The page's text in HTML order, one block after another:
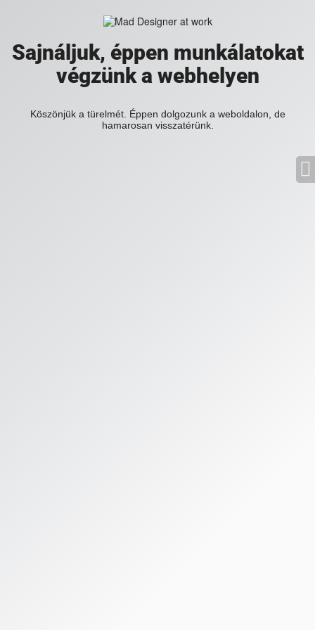
Sajnáljuk, éppen munkálatokat
végzünk a webhelyen
Köszönjük a türelmét. Éppen dolgozunk a weboldalon, de
hamarosan visszatérünk.